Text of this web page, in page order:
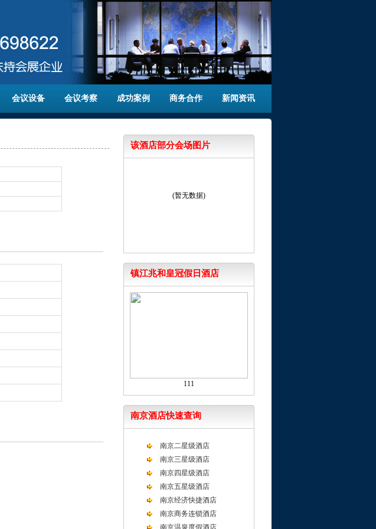
会议设备 会议考察 成功案例 商务合作 新闻资讯
该酒店部分会场图片
(暂无数据)
镇江兆和皇冠假日酒店
111
南京酒店快速查询
南京二星级酒店
南京三星级酒店
南京四星级酒店
南京五星级酒店
南京经济快捷酒店
南京商务连锁酒店
南京温泉度假酒店